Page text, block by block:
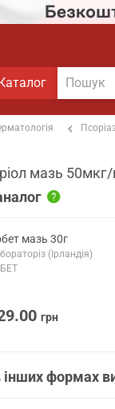
мазь
мазь 30г
(Ірландія)
грн
інших формах